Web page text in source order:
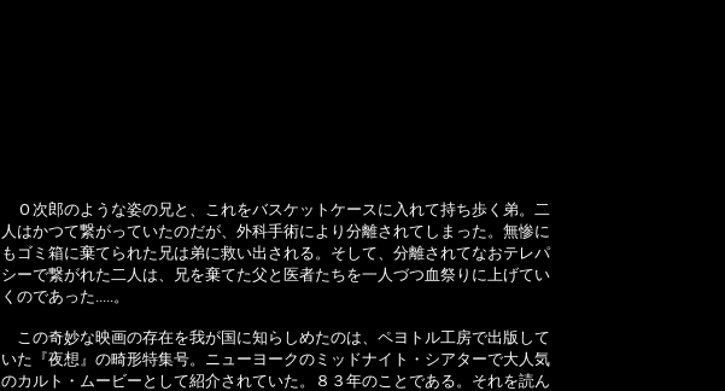
Ｏ次郎のような姿の兄と、これをバスケットケースに入れて持ち歩く弟。二
人はかつて繋がっていたのだが、外科手術により分離されてしまった。無惨に
もゴミ箱に棄てられた兄は弟に救い出される。そして、分離されてなおテレパ
シーで繋がれた二人は、兄を棄てた父と医者たちを一人づつ血祭りに上げてい
くのであった.....。
この奇妙な映画の存在を我が国に知らしめたのは、ペヨトル工房で出版して
いた『夜想』の畸形特集号。ニューヨークのミッドナイト・シアターで大人気
のカルト・ムービーとして紹介されていた。８３年のことである。それを読ん